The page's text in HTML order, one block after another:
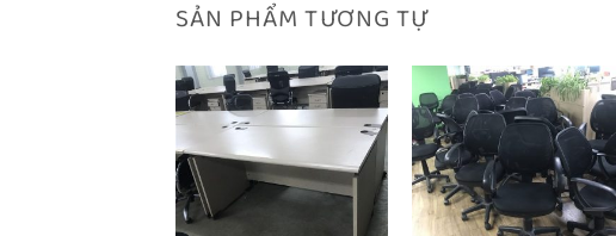
SẢN PHẨM TƯƠNG TỰ